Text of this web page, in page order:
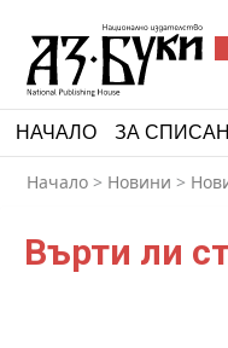
НАЧАЛО ЗА
Начало > Новини >
Върти ли